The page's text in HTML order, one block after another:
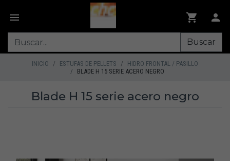
Buscar
INICIO ESTUFAS DE PELLETS
HIDRO FRONTAL / PASILLO
BLADE H 15 SERIE ACERO NEGRO
Blade H 15 serie acero negro